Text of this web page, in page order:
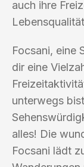
auch ihre
Focsani, eine
dir eine
unterwegs
alles! Die
Focsani lädt